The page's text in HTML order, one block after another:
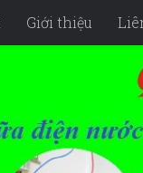
Giới thiệu